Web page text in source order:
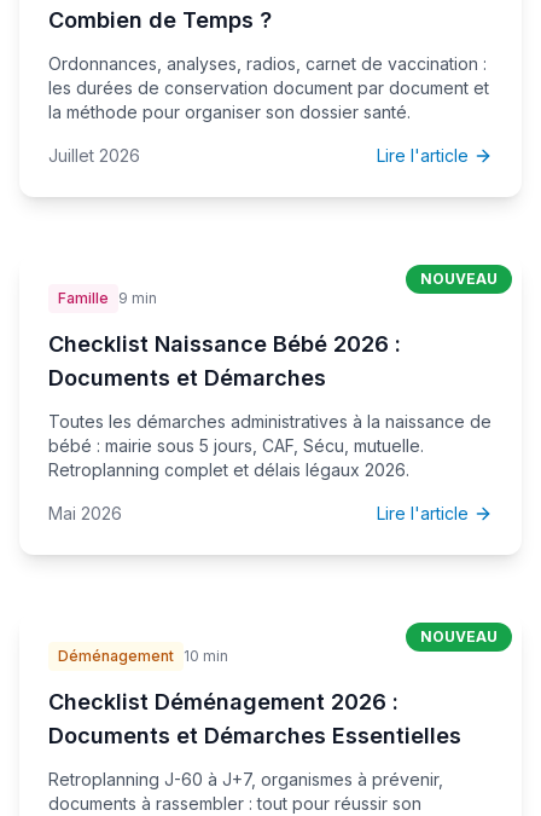
Combien de Temps ?
Ordonnances, analyses, radios, carnet de vaccination :
les durées de conservation document par document et
la méthode pour organiser son dossier santé.
Juillet 2026 Lire l'article
NOUVEAU
Famille
9 min
Checklist Naissance Bébé 2026 :
Documents et Démarches
Toutes les démarches administratives à la naissance de
bébé : mairie sous 5 jours, CAF, Sécu, mutuelle.
Retroplanning complet et délais légaux 2026.
Mai 2026 Lire l'article
NOUVEAU
Déménagement 10 min
Checklist Déménagement 2026 :
Documents et Démarches Essentielles
Retroplanning J-60 à J+7, organismes à prévenir,
documents à rassembler : tout pour réussir son